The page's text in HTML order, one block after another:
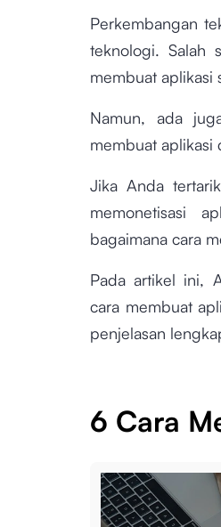
Perkembangan
teknologi. Salah
membuat aplikasi
Namun, ada
membuat aplikasi
Jika Anda
memonetisasi
bagaimana cara
Pada artikel ini,
cara membuat
penjelasan
6 Cara